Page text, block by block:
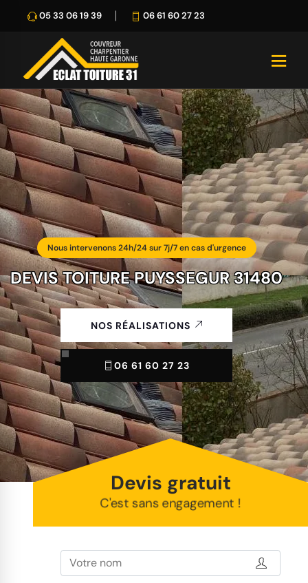
05 33 06 19 39 06 61 60 27 23
Nous intervenons 24h/24 sur 7j/7 en cas d'urgence
DEVIS TOITURE PUYSSEGUR 31480
NOS RÉALISATIONS
06 61 60 27 23
Devis gratuit
C'est sans engagement !